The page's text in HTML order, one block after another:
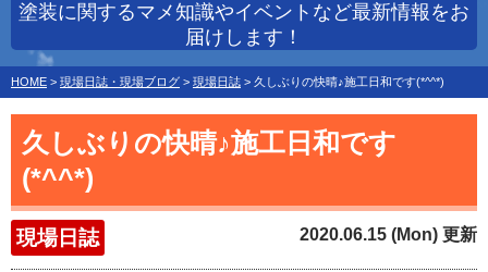
塗装に関するマメ知識やイベントなど最新情報をお
届けします！
HOME > 現場日誌・現場ブログ > 現場日誌 > 久しぶりの快晴♪施工日和です(*^^*)
久しぶりの快晴♪施工日和です
(*^^*)
現場日誌 2020.06.15 (Mon) 更新